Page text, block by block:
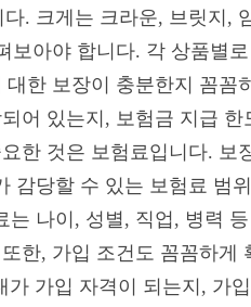
. 크게는 크라운, 브릿지,
보아야 합니다. 각 상품별
한 보장이 충분한지 꼼꼼
어 있는지, 보험금 지급 한
한 것은 보험료입니다. 보
감당할 수 있는 보험료 범
나이, 성별, 직업, 병력 등
한, 가입 조건도 꼼꼼하게
가입 자격이 되는지, 가